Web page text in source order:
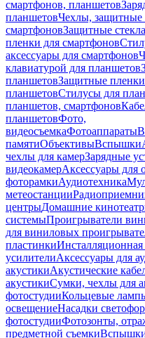
смартфонов, планшетов
планшетовЧехлы, защитные
смартфоновЗащитные
пленки для смартфонов
аксессуары для смартфонов
клавиатурой для планшетов
планшетовЗащитные
планшетовСтилусы для
планшетов, смартфонов
планшетовФото,
видеосъемкаФотоаппараты
памятиОбъективыВспышки
чехлы для камерЗарядные
видеокамерАксессуары для
фоторамкиАудиотехника
метеостанции
центрыДомашние
системыПроигрыватели
для виниловых
пластинкиИнсталляционная
усилителиАксессуары для
акустикиАкустические
акустикиСумки, чехлы для
фотостудииКольцевые
освещениеНасадки
фотостудииФотозонты,
предметной съемки